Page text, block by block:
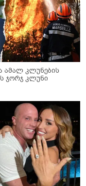
ამალ კლუნების
ჯორჯ კლუნი